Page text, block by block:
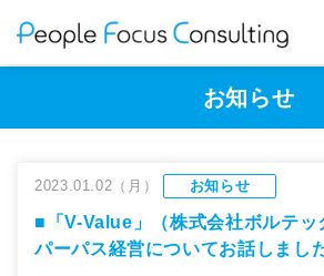
お知らせ
2023.01.02（月） お知らせ
■「V-Value」（株式会社ボルテッ
パーパス経営についてお話しまし